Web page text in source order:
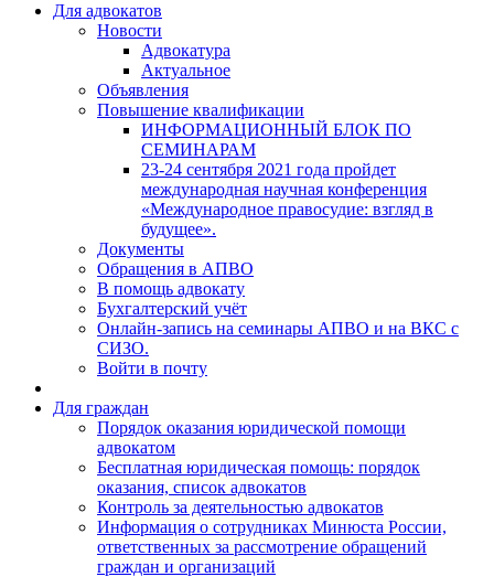
Для адвокатов
Новости
Адвокатура
Актуальное
Объявления
Повышение квалификации
ИНФОРМАЦИОННЫЙ БЛОК ПО
СЕМИНАРАМ
23-24 сентября 2021 года пройдет
международная научная конференция
«Международное правосудие: взгляд в
будущее».
Документы
Обращения в АПВО
В помощь адвокату
Бухгалтерский учёт
Онлайн-запись на семинары АПВО и на ВКС с
СИЗО.
Войти в почту
Для граждан
Порядок оказания юридической помощи
адвокатом
Бесплатная юридическая помощь: порядок
оказания, список адвокатов
Контроль за деятельностью адвокатов
Информация о сотрудниках Минюста России,
ответственных за рассмотрение обращений
граждан и организаций